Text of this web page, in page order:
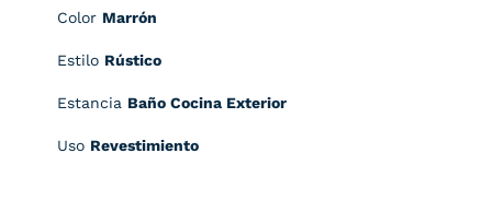
Color Marrón
Estilo Rústico
Estancia Baño Cocina Exterior
Uso Revestimiento